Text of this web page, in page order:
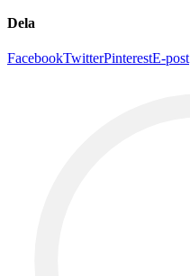
Dela
FacebookTwitterPinterestE-post